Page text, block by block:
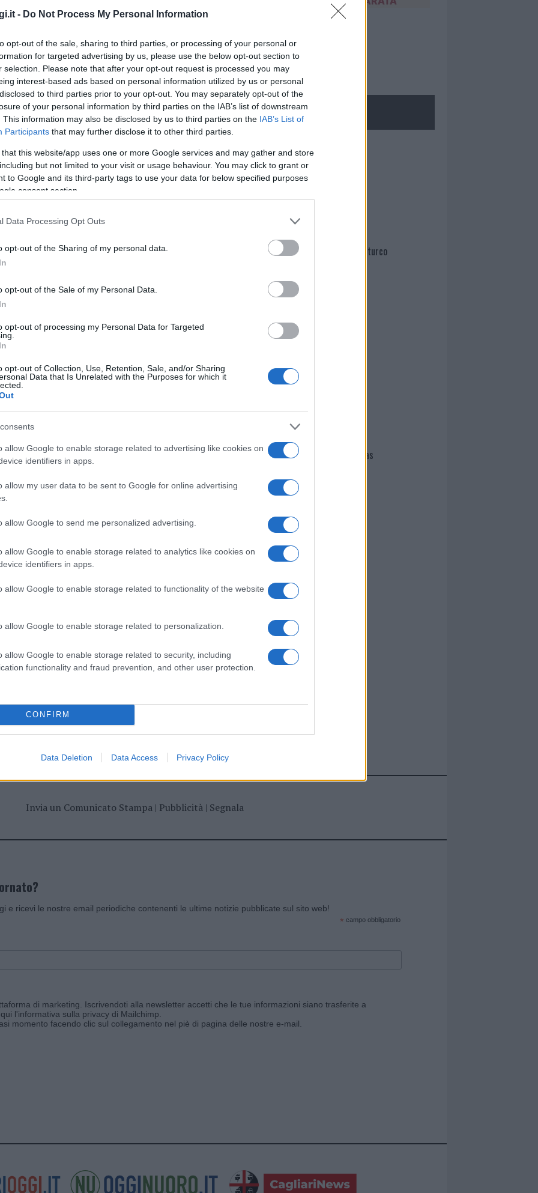
- Do Not Process My Personal Information
opt-out of the sale, sharing to third parties, or processing of your personal or
for targeted advertising by us, please use the below opt-out section to
selection. Please note that after your opt-out request is processed you may
interest-based ads based on personal information utilized by us or personal
to third parties prior to your opt-out. You may separately opt-out of the
of your personal information by third parties on the IAB’s list of downstream
This information may also be disclosed by us to third parties on the IAB’s List of
Participants that may further disclose it to other third parties.
that this website/app uses one or more Google services and may gather and store
but not limited to your visit or usage behaviour. You may click to grant or
to Google and its third-party tags to use your data for below specified purposes
consent section.
Data Processing Opt Outs
opt-out of the Sharing of my personal data.
opt-out of the Sale of my Personal Data.
opt-out of processing my Personal Data for Targeted
opt-out of Collection, Use, Retention, Sale, and/or Sharing
Data that Is Unrelated with the Purposes for which it
allow Google to enable storage related to advertising like cookies on
identifiers in apps.
allow my user data to be sent to Google for online advertising
allow Google to send me personalized advertising.
allow Google to enable storage related to analytics like cookies on
identifiers in apps.
allow Google to enable storage related to functionality of the website
allow Google to enable storage related to personalization.
allow Google to enable storage related to security, including
functionality and fraud prevention, and other user protection.
CONFIRM
Data Deletion Data Access Privacy Policy
i consiglieri.
forniti per la sola zona di Olbia dove si
in attesa della ripresa delle attività.
Maddalena si superano le diecimila.
permane una cappa di incertezza per
i consiglieri che chiedono urgentemente
nel quale discutere la mozione in
e mozioni che giacciono nel cassetto
nella sezione
Prossimo articolo
NECROLOGIE
Mario Malu
Paolo Pinna
Martina Agostina Diturco
Giovannimaria Cabras
Invia un Comunicato Stampa| Pubblicità| Segnala
e ricevi le nostre email periodiche contenenti le ultime notizie pubblicate sul sito web!
* campo obbligatorio
di marketing. Iscrivendoti alla newsletter accetti che le tue informazioni siano trasferite a
l'informativa sulla privacy di Mailchimp
momento facendo clic sul collegamento nel piè di pagina delle nostre e-mail.